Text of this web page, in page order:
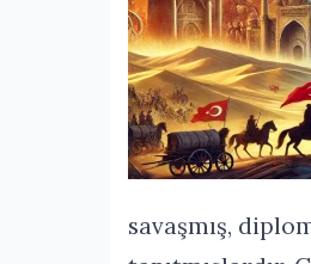
savaşmış,